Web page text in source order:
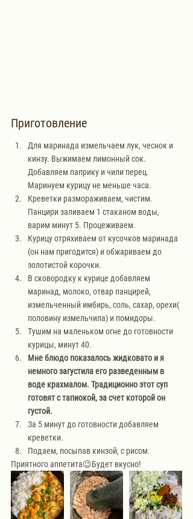
Приготовление
Для маринада измельчаем лук, чеснок и
кинзу. Выжимаем лимонный сок.
Добавляем паприку и чили перец.
Маринуем курицу не меньше часа.
Креветки размораживаем, чистим.
Панцири заливаем 1 стаканом воды,
варим минут 5. Процеживаем.
Курицу отряхиваем от кусочков маринада
(он нам пригодится) и обжариваем до
золотистой корочки.
В сковородку к курице добавляем
маринад, молоко, отвар панцирей,
измельченный имбирь, соль, сахар, орехи(
половину измельчила) и помидоры.
Тушим на маленьком огне до готовности
курицы, минут 40.
Мне блюдо показалось жидковато и я
немного загустила его разведенным в
воде крахмалом. Традиционно этот суп
готовят с тапиокой, за счет которой он
густой.
За 5 минут до готовности добавляем
креветки.
Подаем, посыпав кинзой, с рисом.
Приятного аппетита😉Будет вкусно!